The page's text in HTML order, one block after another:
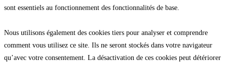
sont essentiels au fonctionnement des fonctionnalités de base.
Nous utilisons également des cookies tiers pour analyser et comprendre
comment vous utilisez ce site. Ils ne seront stockés dans votre navigateur
qu’avec votre consentement. La désactivation de ces cookies peut détériorer